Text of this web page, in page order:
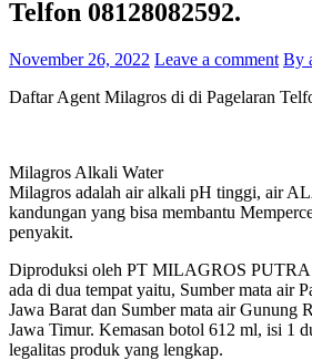
Telfon 08128082592.
November 26, 2022 Leave a comment By
Daftar Agent Milagros di di Pagelaran
Milagros Alkali Water
Milagros adalah air alkali pH tinggi, air
kandungan yang bisa membantu
penyakit.
Diproduksi oleh PT MILAGROS
ada di dua tempat yaitu, Sumber mata air
Jawa Barat dan Sumber mata air Gunung
Jawa Timur. Kemasan botol 612 ml, isi 1
legalitas produk yang lengkap.